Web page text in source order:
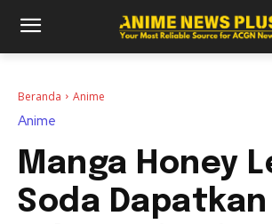
Beranda Anime
Anime
Manga Honey
Soda Dapatkan